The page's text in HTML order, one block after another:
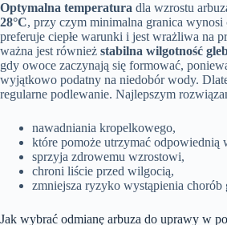
Optymalna temperatura dla wzrostu
28°C, przy czym minimalna granica wynosi
preferuje ciepłe warunki i jest wrażliwa na
ważna jest również stabilna wilgotność
gdy owoce zaczynają się formować,
wyjątkowo podatny na niedobór wody.
regularne podlewanie. Najlepszym
nawadniania kropelkowego,
które pomoże utrzymać odpowiednią
sprzyja zdrowemu wzrostowi,
chroni liście przed wilgocią,
zmniejsza ryzyko wystąpienia chorób
Jak wybrać odmianę arbuza do uprawy w